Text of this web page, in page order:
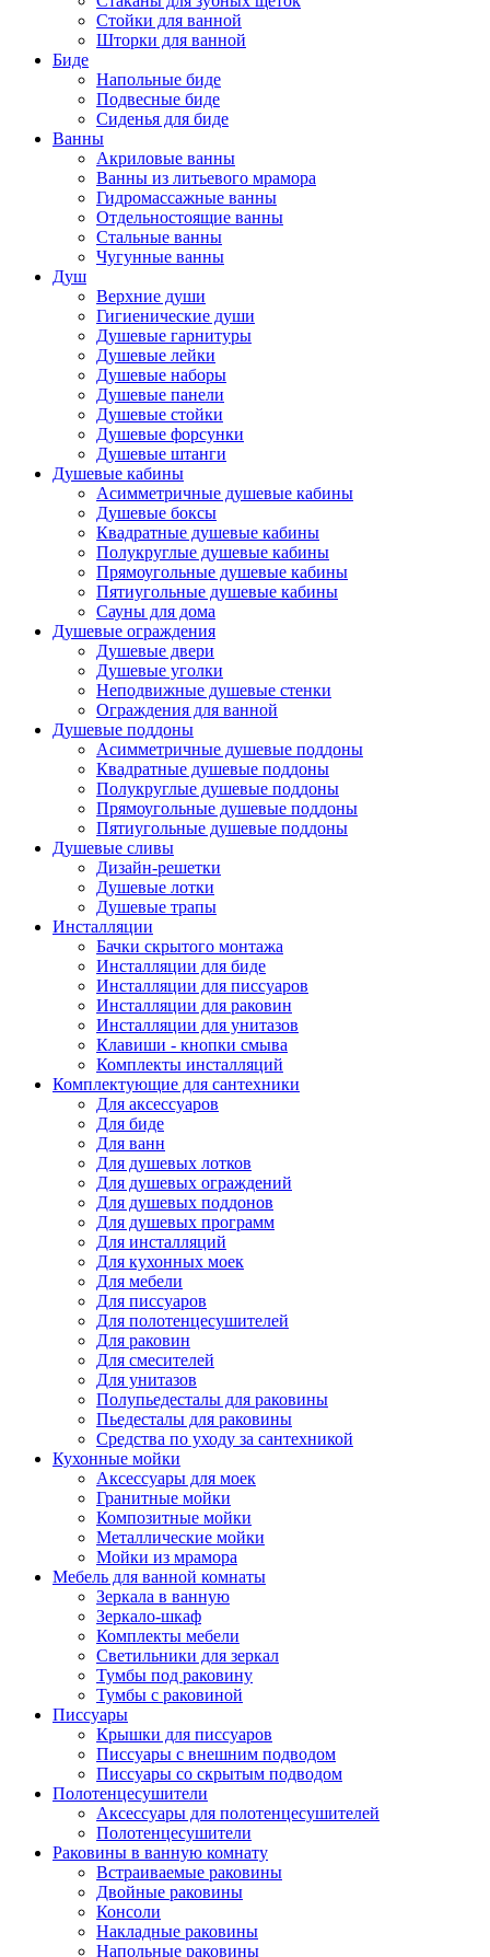
Стойки для ванной
Шторки для ванной
Биде
Напольные биде
Подвесные биде
Сиденья для биде
Ванны
Акриловые ванны
Ванны из литьевого мрамора
Гидромассажные ванны
Отдельностоящие ванны
Стальные ванны
Чугунные ванны
Душ
Верхние души
Гигиенические души
Душевые гарнитуры
Душевые лейки
Душевые наборы
Душевые панели
Душевые стойки
Душевые форсунки
Душевые штанги
Душевые кабины
Асимметричные душевые кабины
Душевые боксы
Квадратные душевые кабины
Полукруглые душевые кабины
Прямоугольные душевые кабины
Пятиугольные душевые кабины
Сауны для дома
Душевые ограждения
Душевые двери
Душевые уголки
Неподвижные душевые стенки
Ограждения для ванной
Душевые поддоны
Асимметричные душевые поддоны
Квадратные душевые поддоны
Полукруглые душевые поддоны
Прямоугольные душевые поддоны
Пятиугольные душевые поддоны
Душевые сливы
Дизайн-решетки
Душевые лотки
Душевые трапы
Инсталляции
Бачки скрытого монтажа
Инсталляции для биде
Инсталляции для писсуаров
Инсталляции для раковин
Инсталляции для унитазов
Клавиши - кнопки смыва
Комплекты инсталляций
Комплектующие для сантехники
Для аксессуаров
Для биде
Для ванн
Для душевых лотков
Для душевых ограждений
Для душевых поддонов
Для душевых программ
Для инсталляций
Для кухонных моек
Для мебели
Для писсуаров
Для полотенцесушителей
Для раковин
Для смесителей
Для унитазов
Полупьедесталы для раковины
Пьедесталы для раковины
Средства по уходу за сантехникой
Кухонные мойки
Аксессуары для моек
Гранитные мойки
Композитные мойки
Металлические мойки
Мойки из мрамора
Мебель для ванной комнаты
Зеркала в ванную
Зеркало-шкаф
Комплекты мебели
Светильники для зеркал
Тумбы под раковину
Тумбы с раковиной
Писсуары
Крышки для писсуаров
Писсуары с внешним подводом
Писсуары со скрытым подводом
Полотенцесушители
Аксессуары для полотенцесушителей
Полотенцесушители
Раковины в ванную комнату
Встраиваемые раковины
Двойные раковины
Консоли
Накладные раковины
Напольные раковины